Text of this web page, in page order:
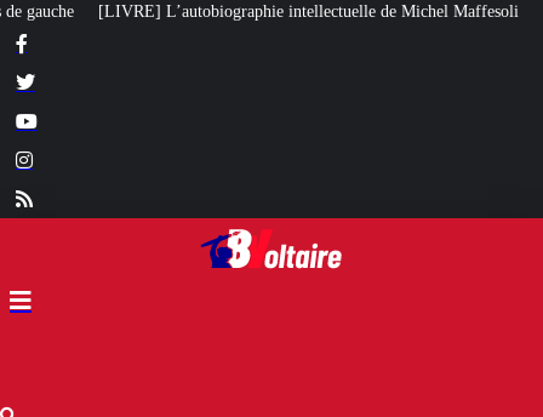
intellectuelle de Michel Maffesoli Pour regagner son influence en